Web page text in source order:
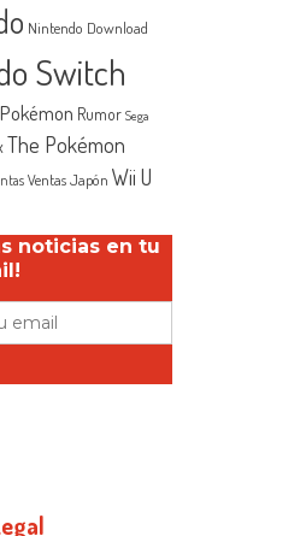
Nintendo Download
Switch
Pokémon Rumor Sega
The Pokémon
Ventas Japón Wii U
noticias en tu